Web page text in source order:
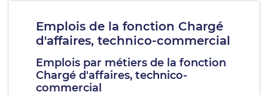
Emplois de la fonction Chargé
d'affaires, technico-commercial
Emplois par métiers de la fonction
Chargé d'affaires, technico-
commercial